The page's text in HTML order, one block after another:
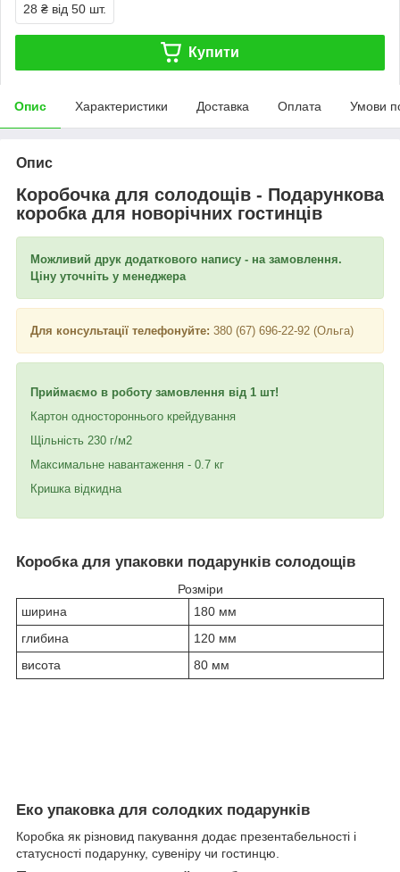
28 ₴ від 50 шт.
Купити
Опис Характеристики Доставка Оплата Умови
Опис
Коробочка для солодощів - Подарункова
коробка для новорічних гостинців
Можливий друк додаткового напису - на замовлення.
Ціну уточніть у менеджера
Для консультації телефонуйте: 380 (67) 696-22-92 (Ольга)
Приймаємо в роботу замовлення від 1 шт!
Картон одностороннього крейдування
Щільність 230 г/м2
Максимальне навантаження - 0.7 кг
Кришка відкидна
Коробка для упаковки подарунків солодощів
Розміри
ширина
180 мм
глибина
120 мм
висота
80 мм
Еко упаковка для солодких подарунків
Коробка як різновид пакування додає презентабельності і
статусності подарунку, сувеніру чи гостинцю.